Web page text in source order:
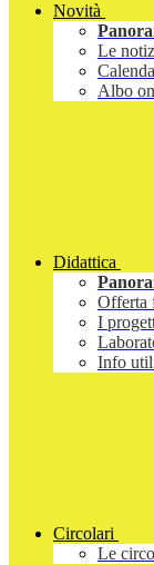
Novità
Le
Albo
Didattica
Offerta
I
Info
Circolari
Le